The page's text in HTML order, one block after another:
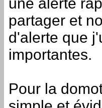
une alerte
partager et
d'alerte que
importantes.
Pour la